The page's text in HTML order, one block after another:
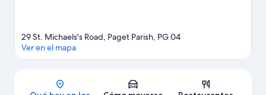
Mapa
29 St. Michaels's Road, Paget Parish, PG 04
Ver en el mapa